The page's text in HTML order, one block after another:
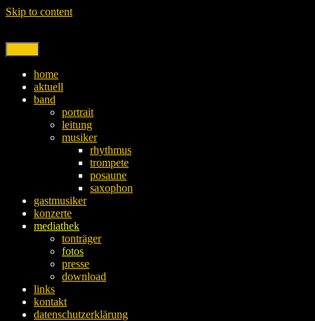
Skip to content
home
aktuell
band
portrait
leitung
musiker
rhythmus
trompete
posaune
saxophon
gastmusiker
konzerte
mediathek
tonträger
fotos
presse
download
links
kontakt
datenschutzerklärung